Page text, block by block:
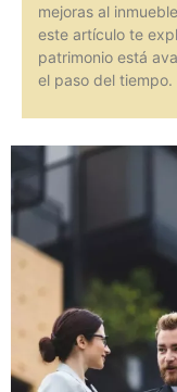
mejoras al
este artículo te
patrimonio está
el paso del tiempo.